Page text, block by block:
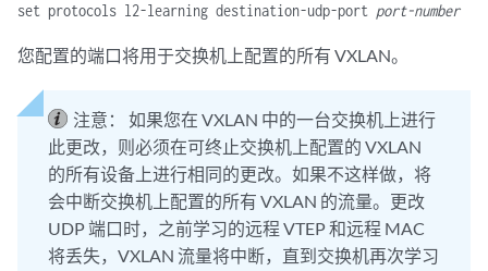
set protocols l2-learning destination-udp-port port-number
您配置的端口将用于交换机上配置的所有 VXLAN。
注意：
如果您在 VXLAN 中的一台交换机上进行
此更改，则必须在可终止交换机上配置的 VXLAN
的所有设备上进行相同的更改。如果不这样做，将
会中断交换机上配置的所有 VXLAN 的流量。更改
UDP 端口时，之前学习的远程 VTEP 和远程 MAC
将丢失，VXLAN 流量将中断，直到交换机再次学习